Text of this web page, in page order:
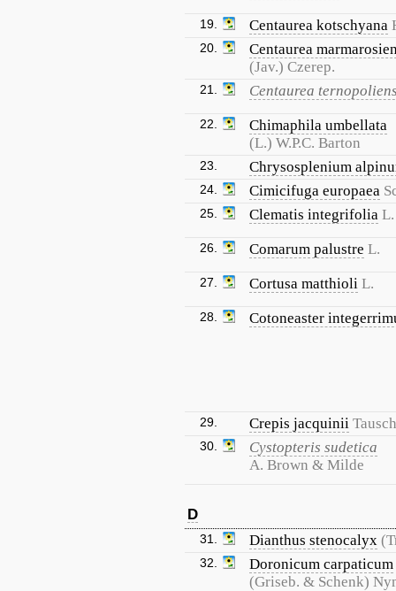
19. Centaurea kotschyana
20.
Centaurea
(Jav.) Czerep.
21. Centaurea
22.
Chimaphila umbellata
(L.) W.P.C. Barton
23. Chrysosplenium
24. Cimicifuga europaea
25. Clematis integrifolia L.
26. Comarum palustre L.
27. Cortusa matthioli L.
28. Cotoneaster
29. Crepis jacquinii Tausch
30.
Cystopteris sudetica
A. Brown & Milde
D
31. Dianthus stenocalyx
32.
Doronicum carpaticum
(Griseb. & Schenk)